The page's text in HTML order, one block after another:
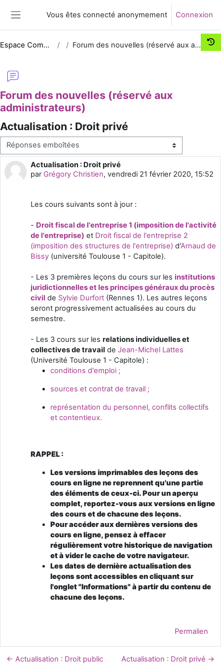
Vous êtes connecté anonymement Connexion
Espace Comm UNJF Forum des nouvelles (réservé aux administrateurs)
Forum des nouvelles (réservé aux
administrateurs)
Actualisation : Droit privé
Type d’affichage
Actualisation : Droit privé
par Grégory Christien, vendredi 21 février 2020, 15:52
Nombre de réponses : 0
Les cours suivants sont à jour :
- Droit fiscal de l'entreprise 1 (imposition de l'activité
de l'entreprise) et Droit fiscal de l'entreprise 2
(imposition des structures de l'entreprise) d'Arnaud de
Bissy (université Toulouse 1 - Capitole).
- Les 3 premières leçons du cours sur les institutions
juridictionnelles et les principes généraux du procès
civil de Sylvie Durfort (Rennes 1). Les autres leçons
seront progressivement actualisées au cours du
semestre.
- Les 3 cours sur les relations individuelles et
collectives de travail de Jean-Michel Lattes
(Université Toulouse 1 - Capitole) :
conditions d'emploi ;
sources et contrat de travail ;
représentation du personnel, conflits collectifs
et contentieux.
RAPPEL :
Les versions imprimables des leçons des
cours en ligne ne reprennent qu'une partie
des éléments de ceux-ci. Pour un aperçu
complet, reportez-vous aux versions en ligne
des cours et de chacune des leçons.
Pour accéder aux dernières versions des
cours en ligne, pensez à effacer
régulièrement votre historique de navigation
et à vider le cache de votre navigateur.
Les dates de dernière actualisation des
leçons sont accessibles en cliquant sur
l'onglet "Informations" à partir du contenu de
chacune des leçons.
Permalien
← Actualisation : Droit public Actualisation : Droit privé →